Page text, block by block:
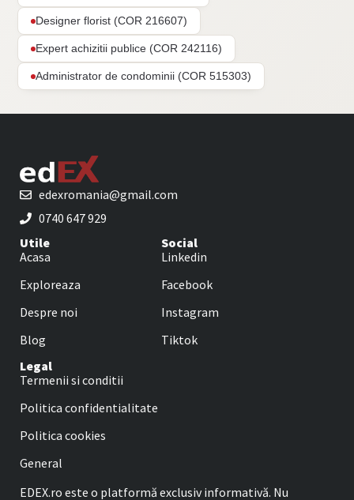
Designer florist (COR 216607)
Expert achizitii publice (COR 242116)
Administrator de condominii (COR 515303)
edexromania@gmail.com
0740 647 929
Utile
Acasa
Exploreaza
Despre noi
Blog
Social
Linkedin
Facebook
Instagram
Tiktok
Legal
Termenii si conditii
Politica confidentialitate
Politica cookies
General
EDEX.ro este o platformă exclusiv informativă. Nu